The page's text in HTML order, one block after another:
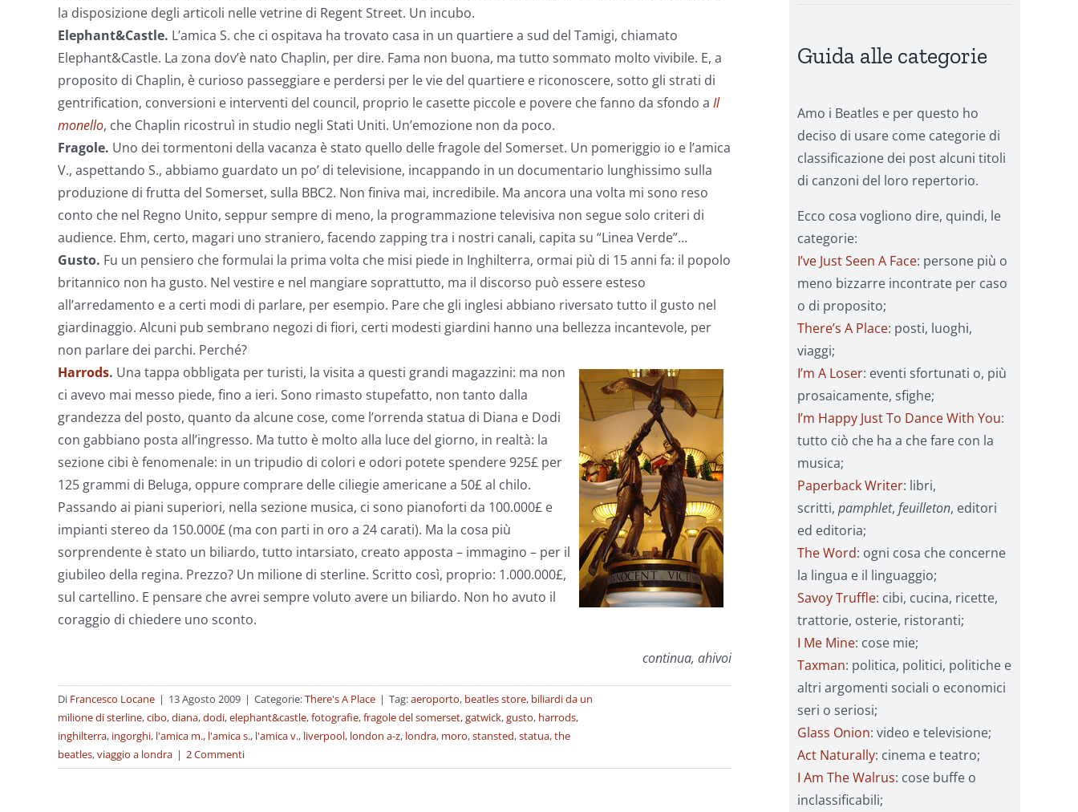
la disposizione degli articoli nelle vetrine di Regent Street. Un incubo.
Elephant&Castle. L’amica S. che ci ospitava ha trovato casa in un quartiere a sud del Tamigi, chiamato
Elephant&Castle. La zona dov’è nato Chaplin, per dire. Fama non buona, ma tutto sommato molto vivibile. E, a
proposito di Chaplin, è curioso passeggiare e perdersi per le vie del quartiere e riconoscere, sotto gli strati di
gentrification, conversioni e interventi del council, proprio le casette piccole e povere che fanno da sfondo a Il
monello, che Chaplin ricostruì in studio negli Stati Uniti. Un’emozione non da poco.
Fragole. Uno dei tormentoni della vacanza è stato quello delle fragole del Somerset. Un pomeriggio io e l’amica
V., aspettando S., abbiamo guardato un po’ di televisione, incappando in un documentario lunghissimo sulla
produzione di frutta del Somerset, sulla BBC2. Non finiva mai, incredibile. Ma ancora una volta mi sono reso
conto che nel Regno Unito, seppur sempre di meno, la programmazione televisiva non segue solo criteri di
audience. Ehm, certo, magari uno straniero, facendo zapping tra i nostri canali, capita su “Linea Verde”…
Gusto. Fu un pensiero che formulai la prima volta che misi piede in Inghilterra, ormai più di 15 anni fa: il popolo
britannico non ha gusto. Nel vestire e nel mangiare soprattutto, ma il discorso può essere esteso
all’arredamento e a certi modi di parlare, per esempio. Pare che gli inglesi abbiano riversato tutto il gusto nel
giardinaggio. Alcuni pub sembrano negozi di fiori, certi modesti giardini hanno una bellezza incantevole, per
non parlare dei parchi. Perché?
Harrods. Una tappa obbligata per turisti, la visita a questi grandi magazzini: ma non
ci avevo mai messo piede, fino a ieri. Sono rimasto stupefatto, non tanto dalla
grandezza del posto, quanto da alcune cose, come l’orrenda statua di Diana e Dodi
con gabbiano posta all’ingresso. Ma tutto è molto alla luce del giorno, in realtà: la
sezione cibi è fenomenale: in un tripudio di colori e odori potete spendere 925£ per
125 grammi di Beluga, oppure comprare delle ciliegie americane a 50£ al chilo.
Passando ai piani superiori, nella sezione musica, ci sono pianoforti da 100.000£ e
impianti stereo da 150.000£ (ma con parti in oro a 24 carati). Ma la cosa più
sorprendente è stato un biliardo, tutto intarsiato, creato apposta – immagino – per il
giubileo della regina. Prezzo? Un milione di sterline. Scritto così, proprio: 1.000.000£,
sul cartellino. E pensare che avrei sempre voluto avere un biliardo. Non ho avuto il
coraggio di chiedere uno sconto.
continua, ahivoi
Di Francesco Locane | 13 Agosto 2009 | Categorie:There's A Place | Tag:aeroporto, beatles store, biliardi da un
milione di sterline,cibo,diana,dodi,elephant&castle,fotografie,fragole del somerset,gatwick,gusto, harrods,
inghilterra, ingorghi, l'amica m., l'amica s., l'amica v., liverpool, london a-z, londra, moro,stansted,statua,the
beatles,viaggio a londra | 2 Commenti
Guida alle categorie
Amo i Beatles e per questo ho
deciso di usare come categorie di
classificazione dei post alcuni titoli
di canzoni del loro repertorio.
Ecco cosa vogliono dire, quindi, le
categorie:
I’ve Just Seen A Face: persone più o
meno bizzarre incontrate per caso
o di proposito;
There’s A Place: posti, luoghi,
viaggi;
I’m A Loser: eventi sfortunati o, più
prosaicamente, sfighe;
I’m Happy Just To Dance With You:
tutto ciò che ha a che fare con la
musica;
Paperback Writer: libri,
scritti, pamphlet, feuilleton, editori
ed editoria;
The Word: ogni cosa che concerne
la lingua e il linguaggio;
Savoy Truffle: cibi, cucina, ricette,
trattorie, osterie, ristoranti;
I Me Mine: cose mie;
Taxman: politica, politici, politiche e
altri argomenti sociali o economici
seri o seriosi;
Glass Onion: video e televisione;
Act Naturally: cinema e teatro;
I Am The Walrus: cose buffe o
inclassificabili;